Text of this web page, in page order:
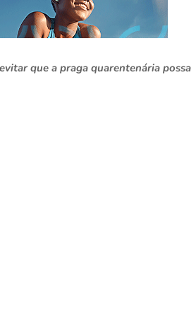
que a praga quarentenária possa